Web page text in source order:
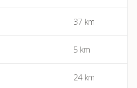
37 km
5 km
24 km